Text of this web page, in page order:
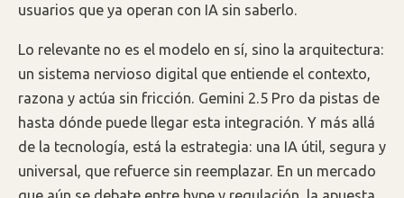
usuarios que ya operan con IA sin saberlo.
Lo relevante no es el modelo en sí, sino la arquitectura:
un sistema nervioso digital que entiende el contexto,
razona y actúa sin fricción. Gemini 2.5 Pro da pistas de
hasta dónde puede llegar esta integración. Y más allá
de la tecnología, está la estrategia: una IA útil, segura y
universal, que refuerce sin reemplazar. En un mercado